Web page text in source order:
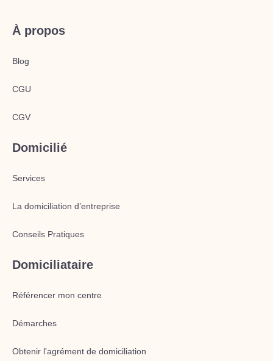
À propos
Blog
CGU
CGV
Domicilié
Services
La domiciliation d’entreprise
Conseils Pratiques
Domiciliataire
Référencer mon centre
Démarches
Obtenir l'agrément de domiciliation